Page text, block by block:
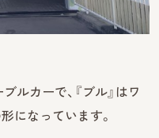
ルカーで、『ブル』はワ
になっています。